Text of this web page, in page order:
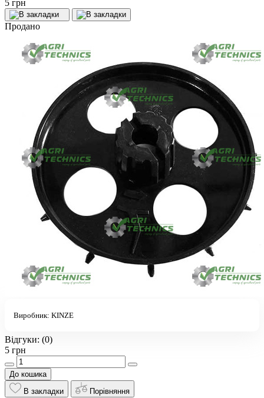
5 грн
Продано
Виробник: KINZE
Відгуки: (0)
5 грн
До кошика
В закладки
Порівняння